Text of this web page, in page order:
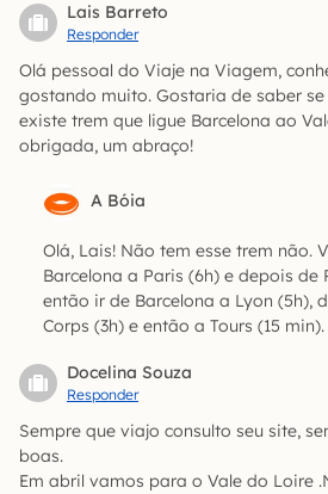
Lais Barreto
Responder
Olá pessoal do Viaje na Viagem,
gostando muito. Gostaria de saber
existe trem que ligue Barcelona ao
obrigada, um abraço!
A Bóia
Olá, Lais! Não tem esse trem não.
Barcelona a Paris (6h) e depois de
então ir de Barcelona a Lyon (5h),
Corps (3h) e então a Tours (15 min).
Docelina Souza
Responder
Sempre que viajo consulto seu site,
boas.
Em abril vamos para o Vale do Loire